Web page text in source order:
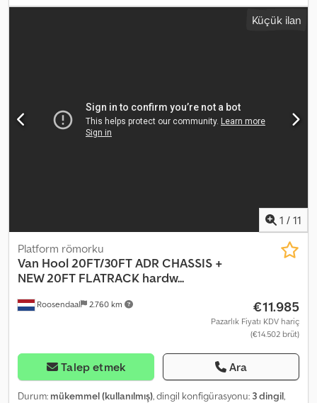
lastik durumu:50 yüzde, renk:diğer, Üretim yılı:2007, Donanım:
, = Ek Seçenekler ve Aksesuarlar = - Ahşap zemin Chodpszqzl
Küçük ilan
1 / 11
Roosendaal 2.760 km
Platform römorku
Van Hool20FT/30FT ADR CHASSIS +
NEW 20FT FLATRACK hardw...
€11.985
Pazarlık Fiyatı KDV hariç
(€14.502 brüt)
Talep etmek Ara
Durum: mükemmel (kullanılmış), dingil konfigürasyonu: 3 dingil,